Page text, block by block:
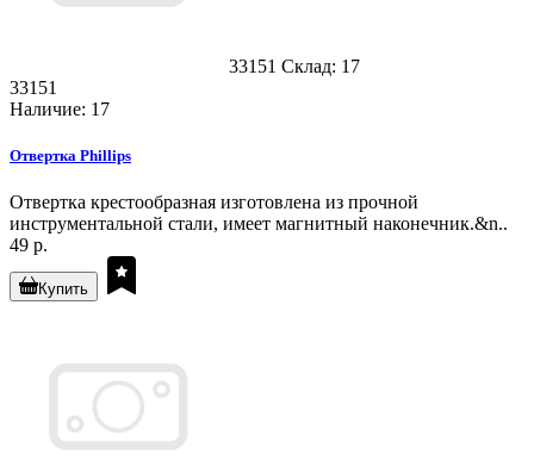
33151 Склад: 17
33151
Наличие: 17
Отвертка Phillips
Отвертка крестообразная изготовлена из прочной
инструментальной стали, имеет магнитный наконечник.&n..
49 р.
Купить